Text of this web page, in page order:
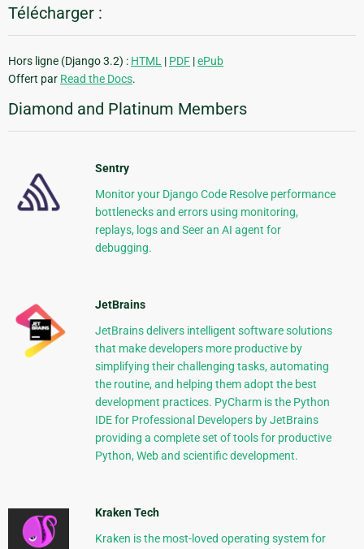
Télécharger :
Hors ligne (Django 3.2) : HTML | PDF |ePub
Offert par Read the Docs.
Diamond and Platinum Members
Sentry
Monitor your Django Code Resolve performance
bottlenecks and errors using monitoring,
replays, logs and Seer an AI agent for
debugging.
JetBrains
JetBrains delivers intelligent software solutions
that make developers more productive by
simplifying their challenging tasks, automating
the routine, and helping them adopt the best
development practices. PyCharm is the Python
IDE for Professional Developers by JetBrains
providing a complete set of tools for productive
Python, Web and scientific development.
Kraken Tech
Kraken is the most-loved operating system for